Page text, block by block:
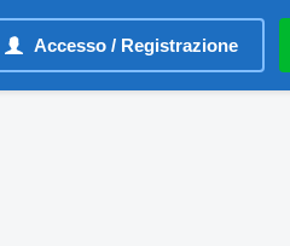
Accesso / Registrazione